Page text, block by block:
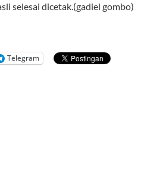
selesai dicetak.(gadiel gombo)
Telegram